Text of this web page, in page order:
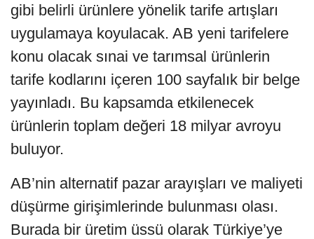
gibi belirli ürünlere yönelik tarife artışları
uygulamaya koyulacak. AB yeni tarifelere
konu olacak sınai ve tarımsal ürünlerin
tarife kodlarını içeren 100 sayfalık bir belge
yayınladı. Bu kapsamda etkilenecek
ürünlerin toplam değeri 18 milyar avroyu
buluyor.
AB’nin alternatif pazar arayışları ve maliyeti
düşürme girişimlerinde bulunması olası.
Burada bir üretim üssü olarak Türkiye’ye